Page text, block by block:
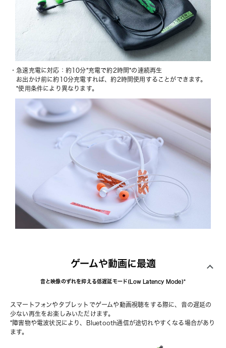
・急速充電に対応：約10分*充電で約2時間*の連続再生
お出かけ前に約10分充電すれば、約2時間使用することができます。
*使用条件により異なります。
ゲームや動画に最適
音と映像のずれを抑える低遅延モード(Low Latency Mode)*
スマートフォンやタブレットでゲームや動画視聴をする際に、音の遅延の
少ない再生をお楽しみいただけます。
*障害物や電波状況により、Bluetooth通信が途切れやすくなる場合があり
ます。